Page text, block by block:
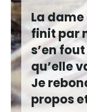
La
finit par
s’en
qu’elle
Je
propos